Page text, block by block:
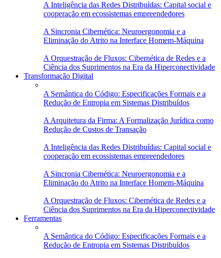
A Inteligência das Redes Distribuídas: Capital social e
cooperação em ecossistemas empreendedores
A Sincronia Cibernética: Neuroergonomia e a
Eliminação do Atrito na Interface Homem-Máquina
A Orquestração de Fluxos: Cibernética de Redes e a
Ciência dos Suprimentos na Era da Hiperconectividade
Transformação Digital
A Semântica do Código: Especificações Formais e a
Redução de Entropia em Sistemas Distribuídos
A Arquitetura da Firma: A Formalização Jurídica como
Redução de Custos de Transação
A Inteligência das Redes Distribuídas: Capital social e
cooperação em ecossistemas empreendedores
A Sincronia Cibernética: Neuroergonomia e a
Eliminação do Atrito na Interface Homem-Máquina
A Orquestração de Fluxos: Cibernética de Redes e a
Ciência dos Suprimentos na Era da Hiperconectividade
Ferramentas
A Semântica do Código: Especificações Formais e a
Redução de Entropia em Sistemas Distribuídos